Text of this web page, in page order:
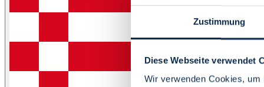
Zustimmung
Diese Webseite verwendet
Wir verwenden Cookies,